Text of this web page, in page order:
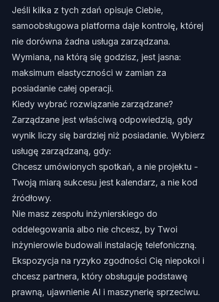
Jeśli kilka z tych zdań opisuje Ciebie,
samoobsługowa platforma daje kontrolę, której
nie dorówna żadna usługa zarządzana.
Wymiana, na którą się godzisz, jest jasna:
maksimum elastyczności w zamian za
posiadanie całej operacji.
Kiedy wybrać rozwiązanie zarządzane?
Zarządzane jest właściwą odpowiedzią, gdy
wynik liczy się bardziej niż posiadanie. Wybierz
usługę zarządzaną, gdy:
Chcesz umówionych spotkań, a nie projektu -
Twoją miarą sukcesu jest kalendarz, a nie kod
źródłowy.
Nie masz zespołu inżynierskiego do
oddelegowania albo nie chcesz, by Twoi
inżynierowie budowali instalację telefoniczną.
Ekspozycja na ryzyko zgodności Cię niepokoi i
chcesz partnera, który obsługuje podstawę
prawną, ujawnienie AI i maszynerię sprzeciwu.